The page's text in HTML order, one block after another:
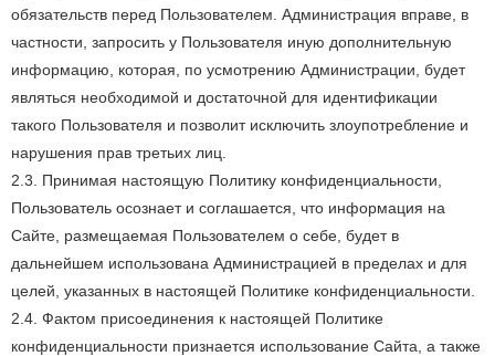
обязательств перед Пользователем. Администрация вправе, в
частности, запросить у Пользователя иную дополнительную
информацию, которая, по усмотрению Администрации, будет
являться необходимой и достаточной для идентификации
такого Пользователя и позволит исключить злоупотребление и
нарушения прав третьих лиц.
2.3. Принимая настоящую Политику конфиденциальности,
Пользователь осознает и соглашается, что информация на
Сайте, размещаемая Пользователем о себе, будет в
дальнейшем использована Администрацией в пределах и для
целей, указанных в настоящей Политике конфиденциальности.
2.4. Фактом присоединения к настоящей Политике
конфиденциальности признается использование Сайта, а также